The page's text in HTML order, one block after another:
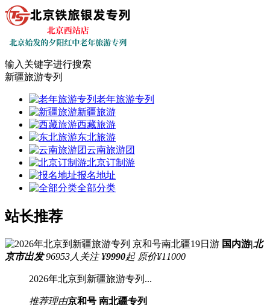
输入关键字进行搜索
新疆旅游专列
老年旅游专列
新疆旅游
西藏旅游
东北旅游
云南旅游团
北京订制游
报名地址
全部分类
站长推荐
国内游|北
京市出发 96953人关注 ¥9990起 原价¥11000
2026年北京到新疆旅游专列...
推荐理由京和号 南北疆专列